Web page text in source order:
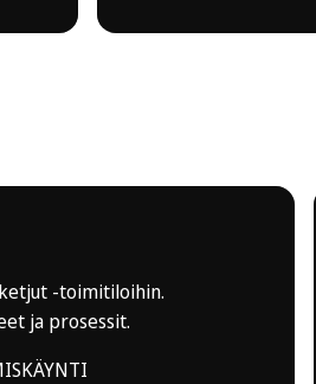
-toimitiloihin.
ja prosessit.